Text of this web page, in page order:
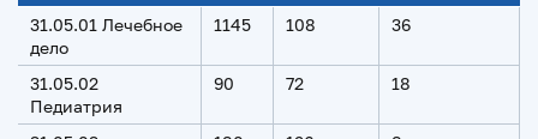
31.05.01 Лечебное
дело
1145 108 36
31.05.02
Педиатрия
90 72 18